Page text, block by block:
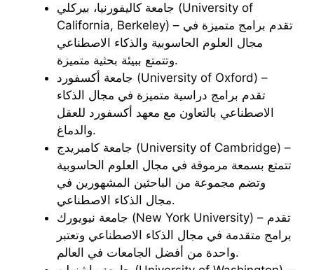
جامعة كاليفورنيا، بيركلي (University of
California, Berkeley) – تقدم برامج متميزة في
مجال العلوم الحاسوبية والذكاء الاصطناعي
وتتمتع ببيئة بحثية متميزة.
جامعة أكسفورد (University of Oxford) –
تقدم برامج دراسية متميزة في مجال الذكاء
الاصطناعي بالتعاون مع معهد أكسفورد للعقل
والدماغ.
جامعة كامبريدج (University of Cambridge) –
تتمتع بسمعة مرموقة في مجال العلوم الحاسوبية
وتضم مجموعة من الباحثين المشهورين في
مجال الذكاء الاصطناعي.
جامعة نيويورك (New York University) – تقدم
برامج متقدمة في مجال الذكاء الاصطناعي وتعتبر
واحدة من أفضل الجامعات في العالم.